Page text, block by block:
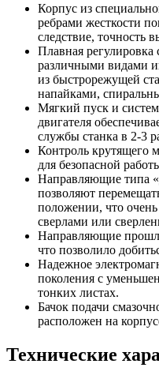
Корпус из
ребрами жесткости
следствие, точность
Плавная регулировка
различными видами
из быстрорежущей
напайками,
Мягкий пуск и
двигателя
службы станка в 2-3
Контроль крутящего
для безопасной
Направляющие типа
позволяют
положении, что
сверлами или
Направляющие
что позволило
Надежное
поколения с
тонких листах.
Бачок подачи
расположен на
Технические